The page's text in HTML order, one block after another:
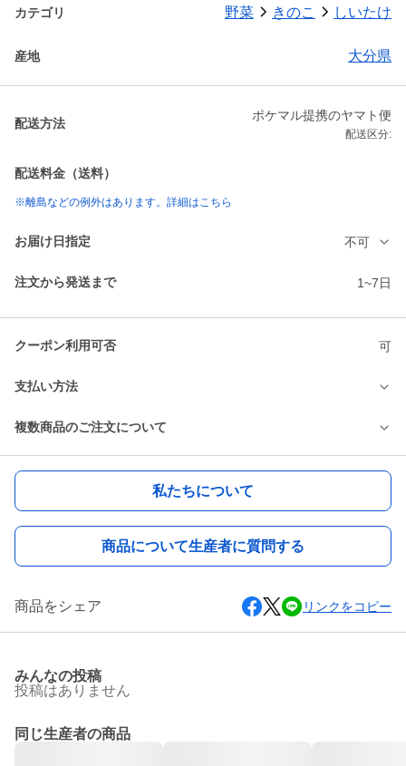
カテゴリ 野菜 きのこ しいたけ
産地 大分県
配送方法
ポケマル提携のヤマト便
配送区分:
配送料金（送料）
※離島などの例外はあります。詳細はこちら
お届け日指定 不可
注文から発送まで 1~7日
クーポン利用可否 可
支払い方法
複数商品のご注文について
私たちについて
商品について生産者に質問する
商品をシェア リンクをコピー
みんなの投稿
投稿はありません
同じ生産者の商品